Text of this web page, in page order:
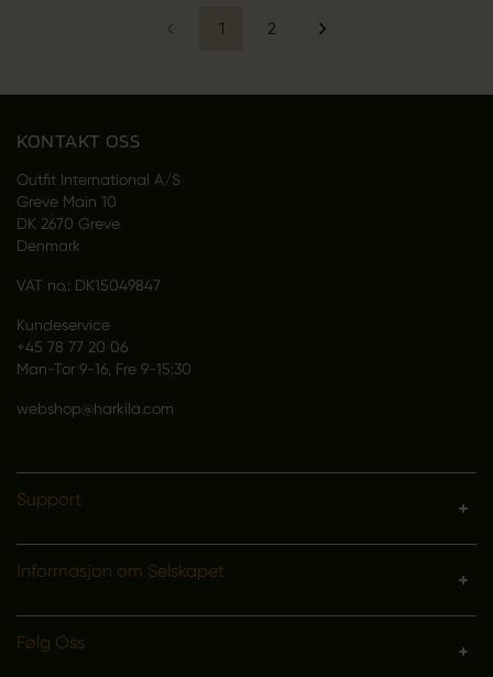
1 2
KONTAKT OSS
Outfit International A/S
Greve Main 10
DK 2670 Greve
Denmark
VAT no.: DK15049847
Kundeservice
+45 78 77 20 06
Man-Tor 9-16, Fre 9-15:30
webshop@harkila.com
Support
Informasjon om Selskapet
Følg Oss